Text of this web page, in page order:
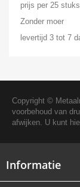
prijs per 25 stuks
Zonder moer
levertijd 3 tot 7
Copyright ©
voorbehoud van
afwijken. U kunt
Informatie